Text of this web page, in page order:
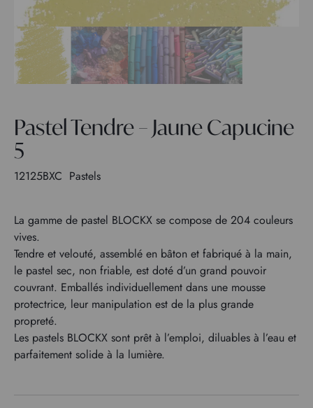
Pastel Tendre – Jaune Capucine
5
12125BXC Pastels
La gamme de pastel BLOCKX se compose de 204 couleurs
vives.
Tendre et velouté, assemblé en bâton et fabriqué à la main,
le pastel sec, non friable, est doté d’un grand pouvoir
couvrant. Emballés individuellement dans une mousse
protectrice, leur manipulation est de la plus grande
propreté.
Les pastels BLOCKX sont prêt à l’emploi, diluables à l’eau et
parfaitement solide à la lumière.